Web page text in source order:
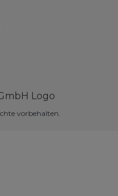
vorbehalten.